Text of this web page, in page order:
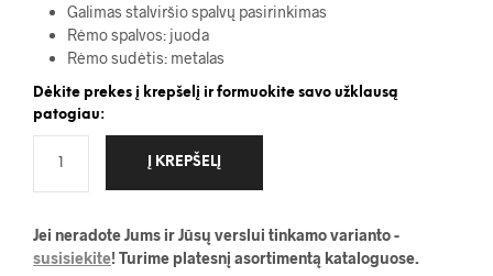
Galimas stalviršio spalvų pasirinkimas
Rėmo spalvos: juoda
Rėmo sudėtis: metalas
Dėkite prekes į krepšelį ir formuokite savo užklausą
patogiau:
Į KREPŠELĮ
Jei neradote Jums ir Jūsų verslui tinkamo varianto -
susisiekite! Turime platesnį asortimentą kataloguose.